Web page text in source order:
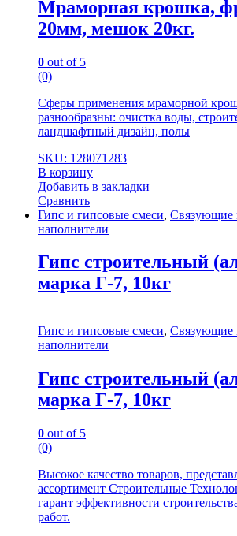
Мраморная крошка,
20мм, мешок 20кг.
0 out of 5
(0)
Сферы применения мраморной
разнообразны: очистка воды,
ландшафтный дизайн, полы
SKU: 128071283
В корзину
Добавить в закладки
Сравнить
Гипс и гипсовые смеси, Связующие
наполнители
Гипс строительный
марка Г-7, 10кг
Гипс и гипсовые смеси, Связующие
наполнители
Гипс строительный
марка Г-7, 10кг
0 out of 5
(0)
Высокое качество товаров,
ассортимент Строительные
гарант эффективности
работ.